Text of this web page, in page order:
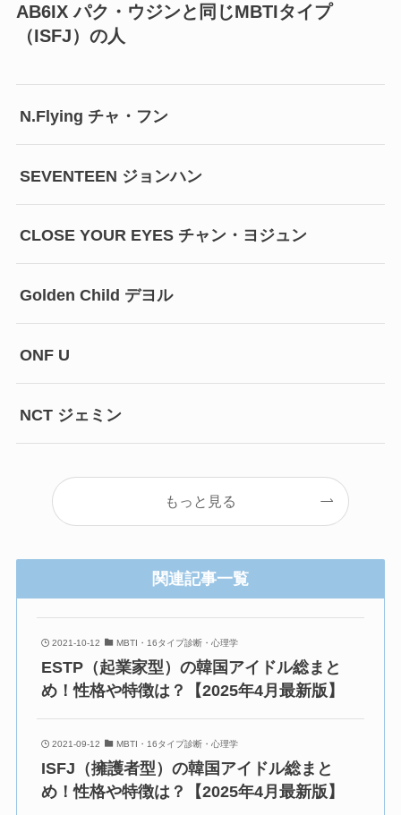
AB6IX パク・ウジンと同じMBTIタイプ
（ISFJ）の人
N.Flying チャ・フン
SEVENTEEN ジョンハン
CLOSE YOUR EYES チャン・ヨジュン
Golden Child デヨル
ONF U
NCT ジェミン
もっと見る
関連記事一覧
2021-10-12 MBTI・16タイプ診断・心理学
ESTP（起業家型）の韓国アイドル総まと
め！性格や特徴は？【2025年4月最新版】
2021-09-12 MBTI・16タイプ診断・心理学
ISFJ（擁護者型）の韓国アイドル総まと
め！性格や特徴は？【2025年4月最新版】